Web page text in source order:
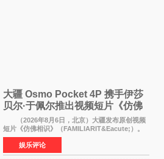
大疆 Osmo Pocket 4P 携手伊莎
贝尔·于佩尔推出视频短片《仿佛
相识》
（2026年8月6日，北京）大疆发布原创视频
短片《仿佛相识》（FAMILIARIT&Eacute;）。
视频短片由戛纳国际电影节最佳女演员伊莎贝尔·
于佩尔（Isabelle Huppert）主演，全程使用大
疆首款双主摄口
娱乐评论